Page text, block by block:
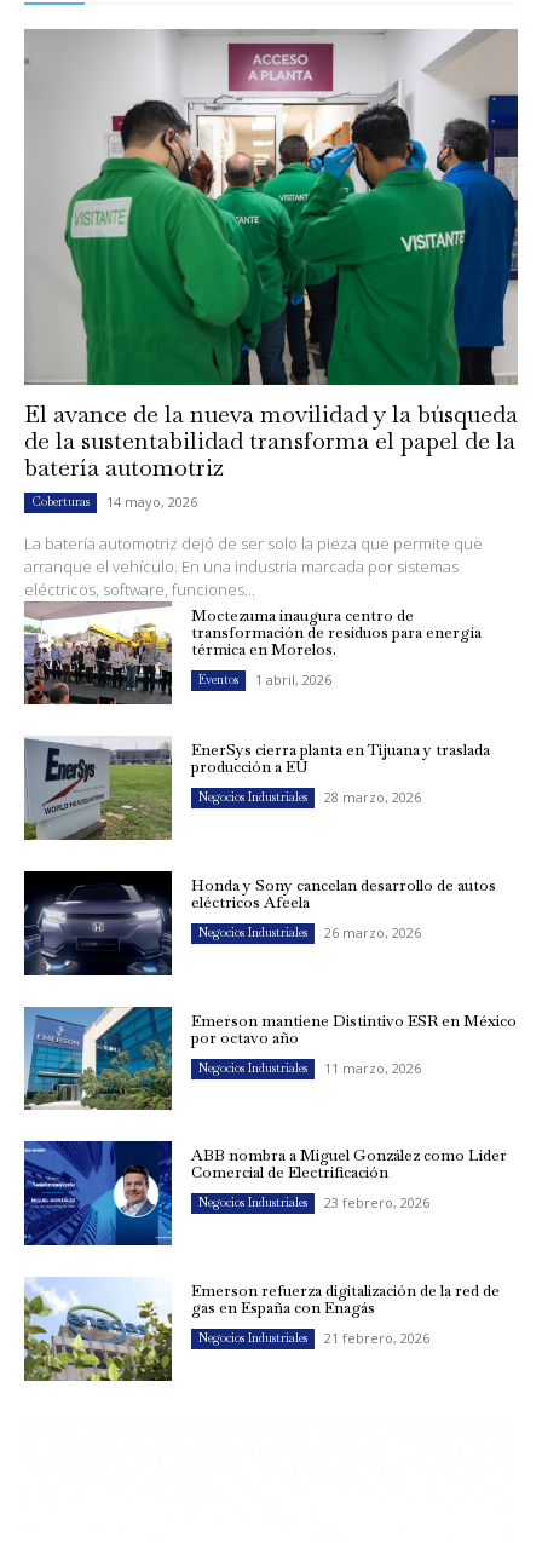
El avance de la nueva movilidad y la búsqueda
de la sustentabilidad transforma el papel de la
batería automotriz
Coberturas 14 mayo, 2026
La batería automotriz dejó de ser solo la pieza que permite que
arranque el vehículo. En una industria marcada por sistemas
eléctricos, software, funciones...
Moctezuma inaugura centro de
transformación de residuos para energía
térmica en Morelos.
Eventos 1 abril, 2026
EnerSys cierra planta en Tijuana y traslada
producción a EU
Negocios Industriales 28 marzo, 2026
Honda y Sony cancelan desarrollo de autos
eléctricos Afeela
Negocios Industriales 26 marzo, 2026
Emerson mantiene Distintivo ESR en México
por octavo año
Negocios Industriales 11 marzo, 2026
ABB nombra a Miguel González como Líder
Comercial de Electrificación
Negocios Industriales 23 febrero, 2026
Emerson refuerza digitalización de la red de
gas en España con Enagás
Negocios Industriales 21 febrero, 2026